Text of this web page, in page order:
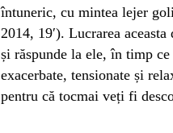
întuneric, cu mintea lejer
2014, 19′). Lucrarea
și răspunde la ele, în timp
exacerbate, tensionate și
pentru că tocmai veți fi